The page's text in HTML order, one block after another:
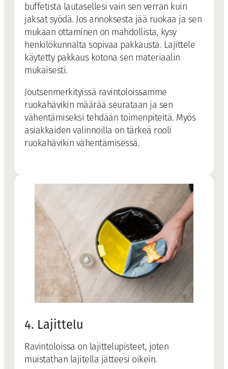
buffetista lautasellesi vain sen verran kuin
jaksat syödä. Jos annoksesta jää ruokaa ja sen
mukaan ottaminen on mahdollista, kysy
henkilökunnalta sopivaa pakkausta. Lajittele
käytetty pakkaus kotona sen materiaalin
mukaisesti.
Joutsenmerkityissä ravintoloissamme
ruokahävikin määrää seurataan ja sen
vähentämiseksi tehdään toimenpiteitä. Myös
asiakkaiden valinnoilla on tärkeä rooli
ruokahävikin vähentämisessä.
4. Lajittelu
Ravintoloissa on lajittelupisteet, joten
muistathan lajitella jätteesi oikein.